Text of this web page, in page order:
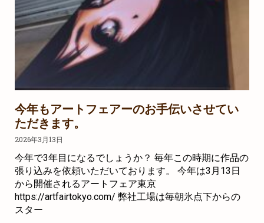
今年もアートフェアーのお手伝いさせてい
ただきます。
2026年3月13日
今年で3年目になるでしょうか？ 毎年この時期に作品の
張り込みを依頼いただいております。 今年は3月13日
から開催されるアートフェア東京
https://artfairtokyo.com/ 弊社工場は毎朝氷点下からの
スター